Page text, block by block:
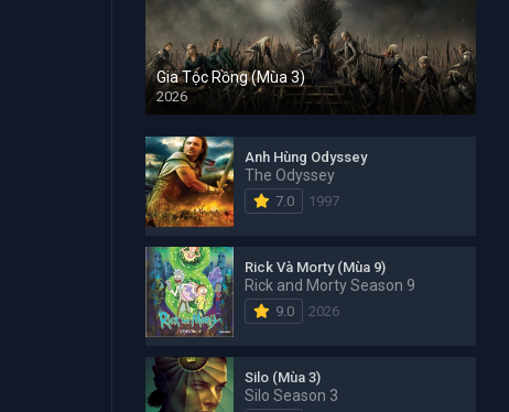
Gia Tộc Rồng (Mùa 3)
2026
Anh Hùng Odyssey
The Odyssey
7.0 1997
Rick Và Morty (Mùa 9)
Rick and Morty Season 9
9.0 2026
Silo (Mùa 3)
Silo Season 3